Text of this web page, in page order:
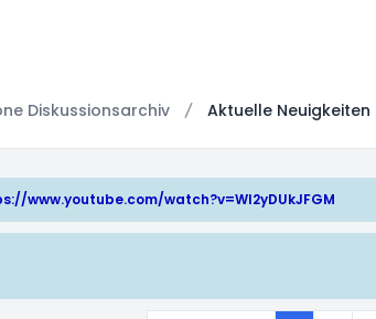
Diskussionsarchiv Aktuelle Neuigkeiten
www.youtube.com/watch?v=WI2yDUkJFGM